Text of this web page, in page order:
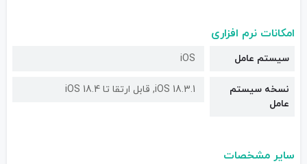
امکانات نرم افزاری
سیستم عامل iOS
نسخه سیستم
عامل
iOS 18.3.1, قابل ارتقا تا iOS 18.4
سایر مشخصات